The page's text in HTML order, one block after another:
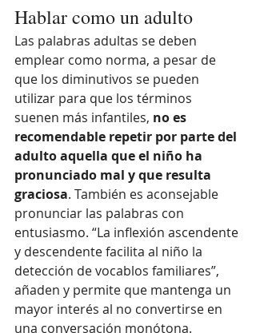
Hablar como un adulto
Las palabras adultas se deben
emplear como norma, a pesar de
que los diminutivos se pueden
utilizar para que los términos
suenen más infantiles, no es
recomendable repetir por parte del
adulto aquella que el niño ha
pronunciado mal y que resulta
graciosa. También es aconsejable
pronunciar las palabras con
entusiasmo. “La inflexión ascendente
y descendente facilita al niño la
detección de vocablos familiares”,
añaden y permite que mantenga un
mayor interés al no convertirse en
una conversación monótona.